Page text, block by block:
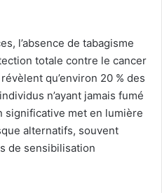
l’absence de tabagisme
totale contre le cancer
qu’environ 20 % des
n’ayant jamais fumé
met en lumière
alternatifs, souvent
de sensibilisation